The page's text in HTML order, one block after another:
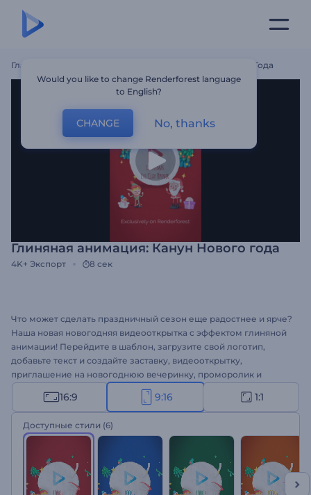
Главная Глиняная Анимация: Канун Нового Года
Глиняная анимация: Канун Нового года
4K+ Экспорт 8 сек
Что может сделать праздничный сезон еще радостнее и ярче?
Наша новая новогодняя видеооткрытка с эффектом глиняной
анимации! Перейдите в шаблон, загрузите свой логотип,
добавьте текст и создайте заставку, видеооткрытку,
приглашение на новогоднюю вечеринку, проморолик и
16:9 9:16 1:1
Доступные стили (6)
Would you like to change Renderforest language
to English?
CHANGE No, thanks